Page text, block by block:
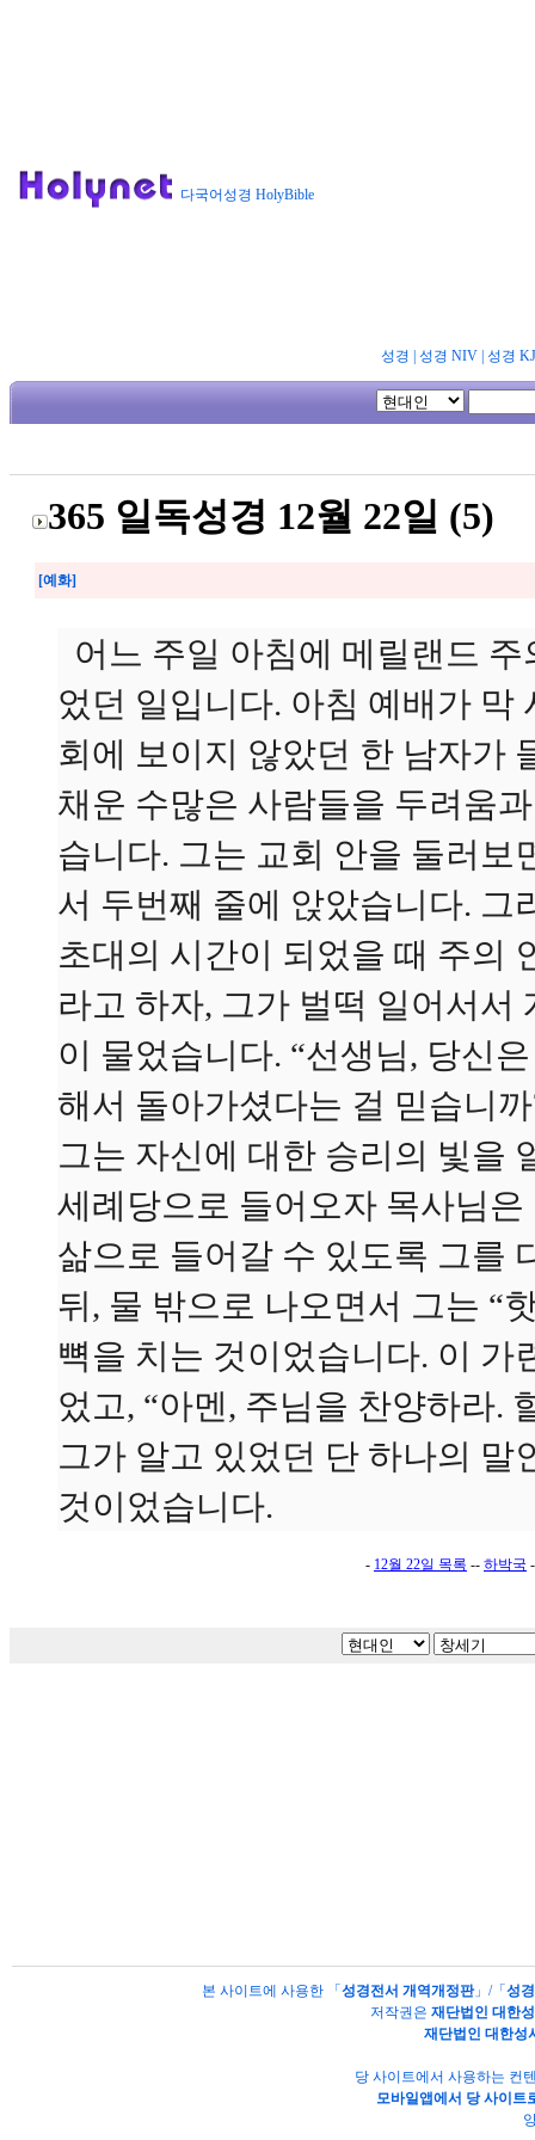
다국어성경 HolyBible
성경 성경 NIV| 성경
365 일독성경 12월 22일 (5)
[예화]
어느 주일 아침에 메릴랜드
었던 일입니다. 아침 예배가 막
회에 보이지 않았던 한 남자가
채운 수많은 사람들을 두려움
습니다. 그는 교회 안을 둘러
서 두번째 줄에 앉았습니다. 그
초대의 시간이 되었을 때 주의
라고 하자, 그가 벌떡 일어서서
이 물었습니다. “선생님, 당신
해서 돌아가셨다는 걸 믿습니
그는 자신에 대한 승리의 빛을
세례당으로 들어오자 목사님
삶으로 들어갈 수 있도록 그를
뒤, 물 밖으로 나오면서 그는 “
뼉을 치는 것이었습니다. 이 가
었고, “아멘, 주님을 찬양하라.
그가 알고 있었던 단 하나의 말
것이었습니다.
- 12월 22일 목록 -- 하박국
본 사이트에 사용한 「 성경전서 개역개정판」/「 성
저작권은 재단법인 대한
재단법인 대한성
당 사이트에서 사용하는 컨
모바일앱에서 당 사이트